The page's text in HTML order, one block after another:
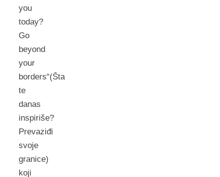
you
today?
Go
beyond
your
borders“(Šta
te
danas
inspiriše?
Prevaziđi
svoje
granice)
koji